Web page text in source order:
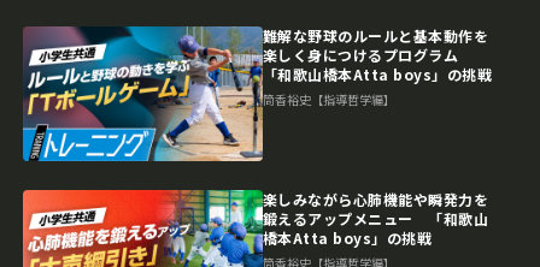
難解な野球のルールと基本動作を
楽しく身につけるプログラム
「和歌山橋本Atta boys」の挑戦
筒香裕史【指導哲学編】
楽しみながら心肺機能や瞬発力を
鍛えるアップメニュー 「和歌山
橋本Atta boys」の挑戦
筒香裕史【指導哲学編】